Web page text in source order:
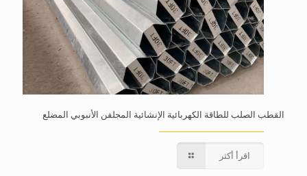
القطب الصلب للطاقة الكهربائية الإنشائية المجلفن الأنبوبي المضلع
اقرأ أكثر